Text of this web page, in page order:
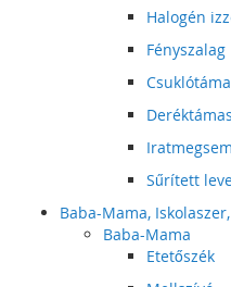
Halogén
Fényszalag
Sűrített
Baba-Mama,
Baba-Mama
Etetőszék